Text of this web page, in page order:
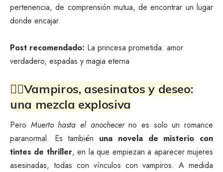
pertenencia, de comprensión mutua, de encontrar un lugar
donde encajar.
Post recomendado: La princesa prometida: amor
verdadero, espadas y magia eterna
🧛‍♀️Vampiros, asesinatos y deseo:
una mezcla explosiva
Pero Muerto hasta el anochecerno es solo un romance
paranormal. Es también una novela de misterio con
tintes de thriller, en la que empiezan a aparecer mujeres
asesinadas, todas con vínculos con vampiros. A medida